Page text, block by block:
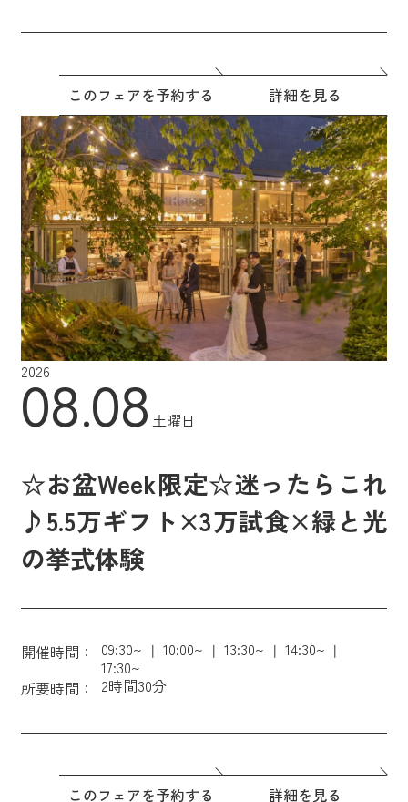
このフェアを予約する 詳細を見る
2026
08.08 土曜日
☆お盆Week限定☆迷ったらこれ
♪5.5万ギフト×3万試食×緑と光
の挙式体験
開催時間： 09:30~ 10:00~ 13:30~
14:30~
17:30~
所要時間：
2時間30分
このフェアを予約する 詳細を見る